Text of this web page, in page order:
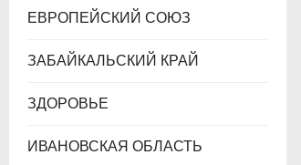
ЕВРОПЕЙСКИЙ СОЮЗ
ЗАБАЙКАЛЬСКИЙ КРАЙ
ЗДОРОВЬЕ
ИВАНОВСКАЯ ОБЛАСТЬ